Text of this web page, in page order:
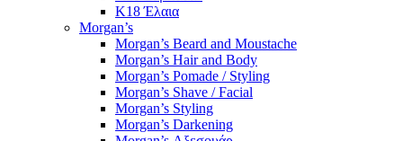
K18 Έλαια
Morgan’s
Morgan’s Beard and Moustache
Morgan’s Hair and Body
Morgan’s Pomade / Styling
Morgan’s Shave / Facial
Morgan’s Styling
Morgan’s Darkening